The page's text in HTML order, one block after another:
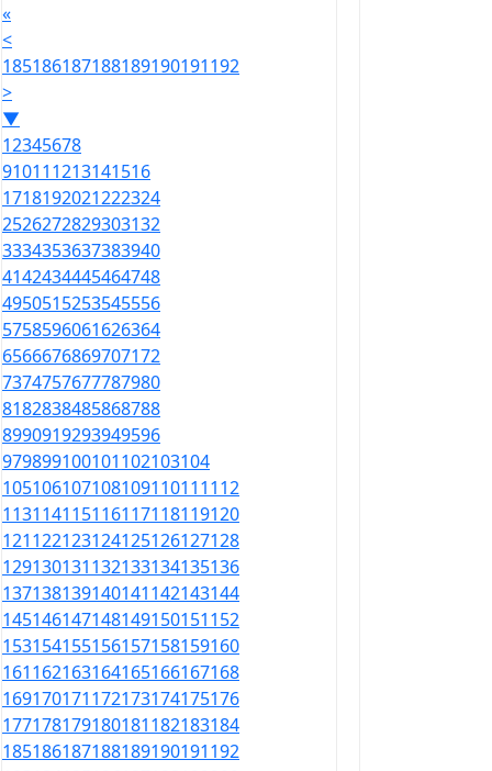
«
<
185186187188189190191192
>
▼
12345678
910111213141516
1718192021222324
2526272829303132
3334353637383940
4142434445464748
4950515253545556
5758596061626364
6566676869707172
7374757677787980
8182838485868788
8990919293949596
979899100101102103104
105106107108109110111112
113114115116117118119120
121122123124125126127128
129130131132133134135136
137138139140141142143144
145146147148149150151152
153154155156157158159160
161162163164165166167168
169170171172173174175176
177178179180181182183184
185186187188189190191192